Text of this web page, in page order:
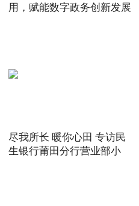
用，赋能数字政务创新发展
尽我所长 暖你心田 专访民
生银行莆田分行营业部小